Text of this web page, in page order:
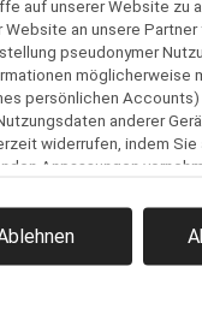
auf unserer Website zu
an unsere
pseudonymer
möglicherweise
persönlichen
anderer
widerrufen, indem Sie
Anpassungen